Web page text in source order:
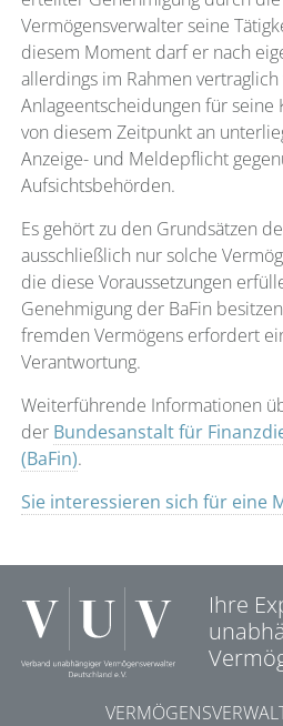
Vermögensverwalter seine
diesem Moment darf er nach
allerdings im Rahmen
Anlageentscheidungen für seine
von diesem Zeitpunkt an
Anzeige- und Meldepflicht
Aufsichtsbehörden.
Es gehört zu den Grundsätzen
ausschließlich nur solche
die diese Voraussetzungen
Genehmigung der BaFin
fremden Vermögens erfordert
Verantwortung.
Weiterführende Informationen
der Bundesanstalt für
(BaFin).
Sie interessieren sich für eine
Ihre